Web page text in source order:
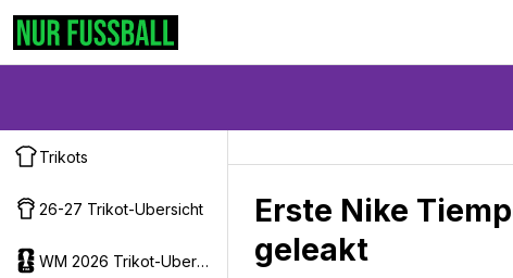
Trikots
26-27 Trikot-Ubersicht
WM 2026 Trikot-Ubersicht
Erste Nike
geleakt